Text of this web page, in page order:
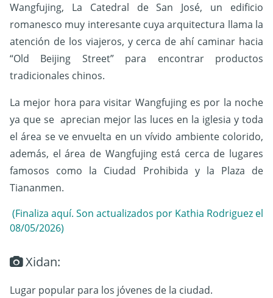
Wangfujing, La Catedral de San José, un edificio
romanesco muy interesante cuya arquitectura llama la
atención de los viajeros, y cerca de ahí caminar hacia
“Old Beijing Street” para encontrar productos
tradicionales chinos.
La mejor hora para visitar Wangfujing es por la noche
ya que se aprecian mejor las luces en la iglesia y toda
el área se ve envuelta en un vívido ambiente colorido,
además, el área de Wangfujing está cerca de lugares
famosos como la Ciudad Prohibida y la Plaza de
Tiananmen.
(Finaliza aquí. Son actualizados por Kathia Rodriguez el
08/05/2026)
Xidan:
Lugar popular para los jóvenes de la ciudad.